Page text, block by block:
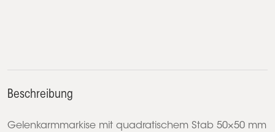
Beschreibung
Gelenkarmmarkise mit quadratischem Stab 50×50 mm